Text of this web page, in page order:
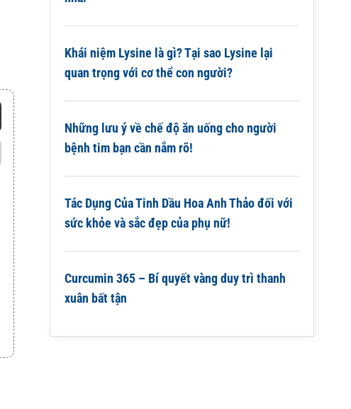
Khái niệm Lysine là gì? Tại sao Lysine lại
quan trọng với cơ thể con người?
Những lưu ý về chế độ ăn uống cho người
bệnh tim bạn cần nắm rõ!
Tác Dụng Của Tinh Dầu Hoa Anh Thảo đối với
sức khỏe và sắc đẹp của phụ nữ!
Curcumin 365 – Bí quyết vàng duy trì thanh
xuân bất tận